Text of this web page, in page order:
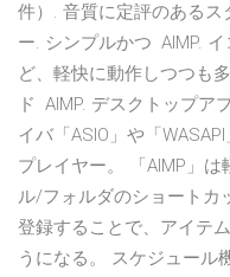
件）. 音質に定評のある
ー. シンプルかつ AIMP.
ど、軽快に動作しつつも
ド AIMP. デスクトップア
イバ「ASIO」や「
プレイヤー。 「AIMP」
ル/フォルダのショートカ
登録することで、アイテ
うになる。 スケジュール